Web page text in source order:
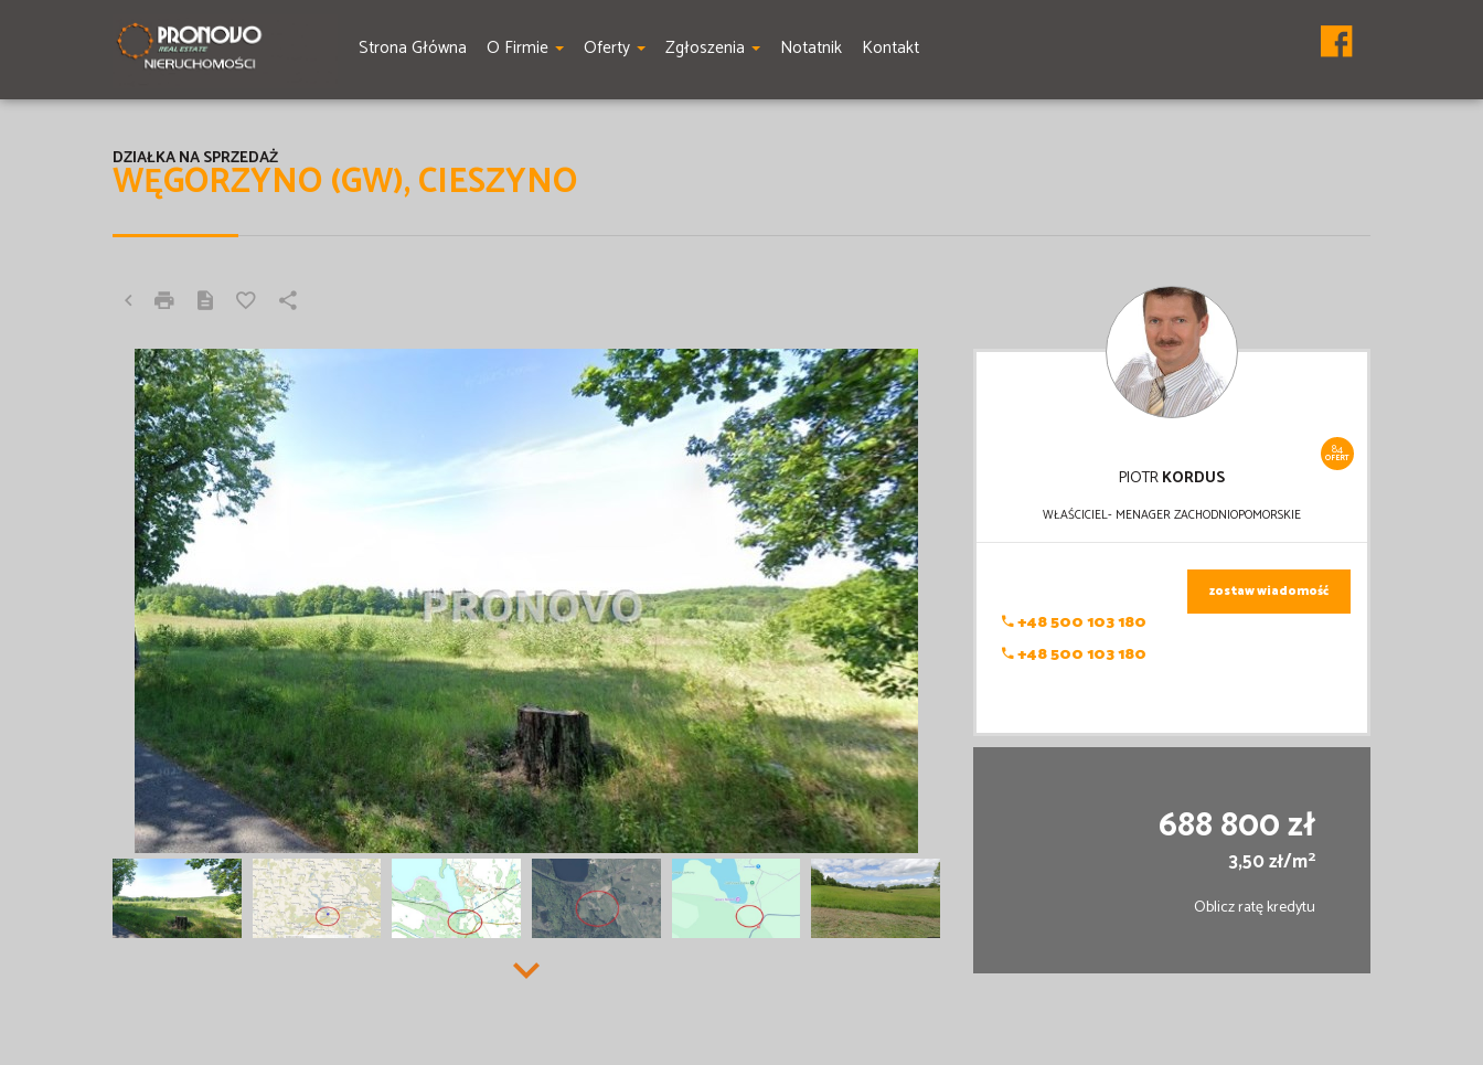
Strona Główna O Firmie Oferty Zgłoszenia Notatnik Kontakt
WĘGORZYNO (GW), CIESZYNO
DZIAŁKA NA SPRZEDAŻ
84
OFERT
PIOTRKORDUS
WŁAŚCICIEL- MENAGER ZACHODNIOPOMORSKIE
+48 500 103 180
+48 500 103 180
zostaw wiadomość
688 800 zł
3,50 zł/m2
Oblicz ratę kredytu